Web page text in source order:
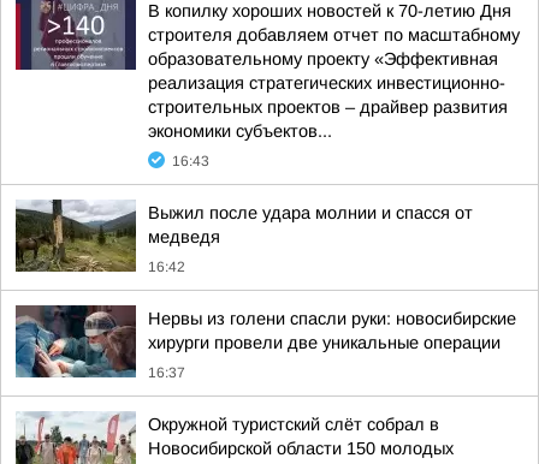
В копилку хороших новостей к 70-летию Дня
строителя добавляем отчет по масштабному
образовательному проекту «Эффективная
реализация стратегических инвестиционно-
строительных проектов – драйвер развития
экономики субъектов...
16:43
Выжил после удара молнии и спасся от
медведя
16:42
Нервы из голени спасли руки: новосибирские
хирурги провели две уникальные операции
16:37
Окружной туристский слёт собрал в
Новосибирской области 150 молодых